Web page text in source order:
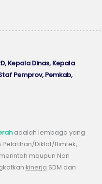
Kepala Dinas, Kepala
Pemprov, Pemkab,
adalah lembaga yang
Diklat/Bimtek,
maupun Non
kinerja SDM dan